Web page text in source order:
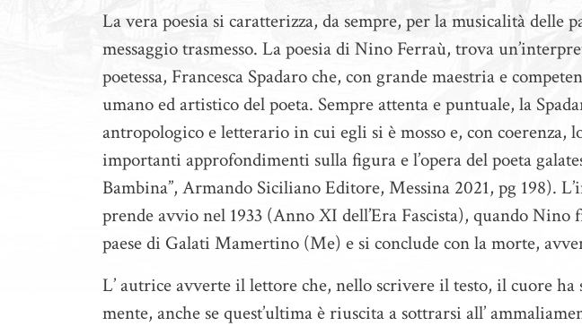
La vera poesia si caratterizza, da sempre, per la musicalità delle
messaggio trasmesso. La poesia di Nino Ferraù, trova
poetessa, Francesca Spadaro che, con grande maestria e
umano ed artistico del poeta. Sempre attenta e puntuale, la
antropologico e letterario in cui egli si è mosso e, con
importanti approfondimenti sulla figura e l’opera del poeta
Bambina”, Armando Siciliano Editore, Messina 2021, pg 198).
prende avvio nel 1933 (Anno XI dell’Era Fascista), quando
paese di Galati Mamertino (Me) e si conclude con la morte,
L’ autrice avverte il lettore che, nello scrivere il testo, il cuore
mente, anche se quest’ultima è riuscita a sottrarsi all’